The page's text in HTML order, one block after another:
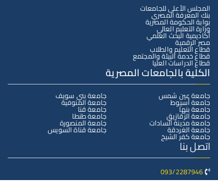
المجلس الأعلى للجامعات
بنك المعرفة المصري
بوابة الحكومة المصرية
وزارة التعليم العالي
أكاديمية البحث العلمي
مصر الرقمية
قطاع التعليم والطلاب
قطاع خدمة البيئة والمجتمع
قطاع الدراسات العليا
الكلية بالجامعات المصرية
جامعة عين شمس
جامعة أسيوط
جامعة بنها
جامعة الزقازيق
جامعة مدينة السادات
جامعة الغردقة
جامعة كفر الشيخ
جامعة بني سويف
جامعة المنوفية
جامعة قنا
جامعة طنطا
جامعة المنصورة
جامعة قناة السويس
اتصل بنا
093/2287946